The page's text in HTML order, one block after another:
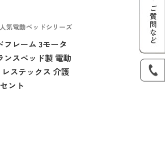
気電動ベッドシリーズ
フレーム 3モータ
ンスベッド製 電動
ステックス 介護
ント